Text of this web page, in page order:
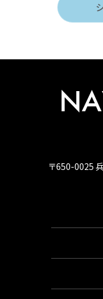
〒650-0025